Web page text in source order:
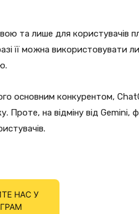
та лише для користувачів
її можна використовувати
основним конкурентом,
на відміну від Gemini,
НАС У